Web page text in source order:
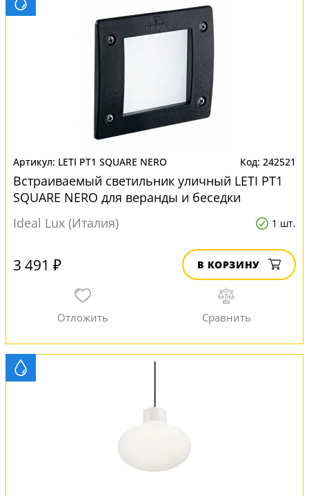
LETI PT1 SQUARE NERO 242521
Встраиваемый светильник уличный LETI PT1
SQUARE NERO для веранды и беседки
Ideal Lux (Италия)
1 шт.
3 491 ₽ В КОРЗИНУ